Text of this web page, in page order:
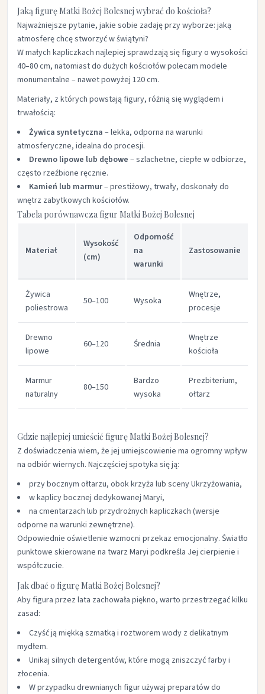
Jaką figurę Matki Bożej Bolesnej wybrać do kościoła?
Najważniejsze pytanie, jakie sobie zadaję przy wyborze: jaką
atmosferę chcę stworzyć w świątyni?
W małych kapliczkach najlepiej sprawdzają się figury o wysokości
40–80 cm, natomiast do dużych kościołów polecam modele
monumentalne – nawet powyżej 120 cm.
Materiały, z których powstają figury, różnią się wyglądem i
trwałością:
Żywica syntetyczna – lekka, odporna na warunki
atmosferyczne, idealna do procesji.
Drewno lipowe lub dębowe – szlachetne, ciepłe w odbiorze,
często rzeźbione ręcznie.
Kamień lub marmur– prestiżowy, trwały, doskonały do
wnętrz zabytkowych kościołów.
Tabela porównawcza figur Matki Bożej Bolesnej
Materiał
Wysokość
(cm)
Odporność
na
warunki
Zastosowanie
Żywica
poliestrowa
50–100 Wysoka
Wnętrze,
procesje
Drewno
lipowe
60–120 Średnia
Wnętrze
kościoła
Marmur
naturalny
80–150
Bardzo
wysoka
Prezbiterium,
ołtarz
Gdzie najlepiej umieścić figurę Matki Bożej Bolesnej?
Z doświadczenia wiem, że jej umiejscowienie ma ogromny wpływ
na odbiór wiernych. Najczęściej spotyka się ją:
przy bocznym ołtarzu, obok krzyża lub sceny Ukrzyżowania,
w kaplicy bocznej dedykowanej Maryi,
na cmentarzach lub przydrożnych kapliczkach (wersje
odporne na warunki zewnętrzne).
Odpowiednie oświetlenie wzmocni przekaz emocjonalny. Światło
punktowe skierowane na twarz Maryi podkreśla Jej cierpienie i
współczucie.
Jak dbać o figurę Matki Bożej Bolesnej?
Aby figura przez lata zachowała piękno, warto przestrzegać kilku
zasad:
Czyść ją miękką szmatką i roztworem wody z delikatnym
mydłem.
Unikaj silnych detergentów, które mogą zniszczyć farby i
złocenia.
W przypadku drewnianych figur używaj preparatów do